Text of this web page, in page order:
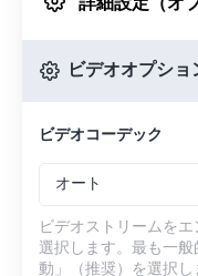
詳細設定（オ
ビデオオプショ
ビデオコーデック
オート
ビデオストリームを
選択します。最も一
動」（推奨）を選択